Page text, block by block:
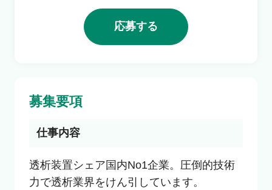
利用者の声
よくあるご質問
応募する
募集要項
仕事内容
透析装置シェア国内No1企業。圧倒的技術
力で透析業界をけん引しています。